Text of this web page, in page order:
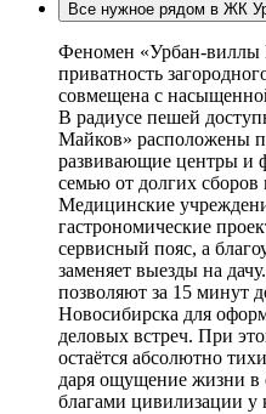
Все нужное рядом в ЖК
Феномен «Урбан-виллы
приватность
совмещена с
В радиусе пешей
Майков» расположены
развивающие центры и
семью от долгих сборов
Медицинские
гастрономические
сервисный пояс, а
заменяет выезды на
позволяют за 15 минут
Новосибирска для
деловых встреч. При
остаётся абсолютно
даря ощущение жизни в
благами цивилизации у